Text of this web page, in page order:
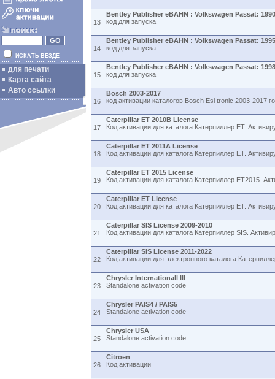
ИСКАТЬ ВЕЗДЕ
для печати
Карта сайта
Авто ссылки
13
Bentley Publisher eBAHN : Volkswagen Passat:
код для запуска
14
Bentley Publisher eBAHN : Volkswagen Passat:
код для запуска
15
Bentley Publisher eBAHN : Volkswagen Passat:
код для запуска
16
Bosch 2003-2017
код активации каталогов Bosch Esi tronic 2003-2017
17
Caterpillar ET 2010B License
Код активации для каталога Катерпиллер ET.
18
Caterpillar ET 2011A License
Код активации для каталога Катерпиллер ET.
19
Caterpillar ET 2015 License
Код активации для каталога Катерпиллер ET2015.
20
Caterpillar ET License
Код активации для каталога Катерпиллер ET.
21
Caterpillar SIS License 2009-2010
Код активации для каталога Катерпиллер SIS.
22
Caterpillar SIS License 2011-2022
Код активации для электронного каталога
23
Chrysler Internationall III
Standalone activation code
24
Chrysler PAIS4 / PAIS5
Standalone activation code
25
Chrysler USA
Standalone activation code
26
Citroen
Код активации